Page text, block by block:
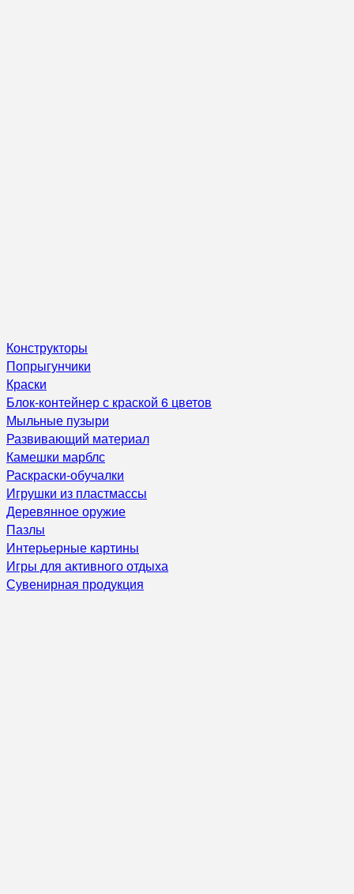
Конструкторы
Попрыгунчики
Краски
Блок-контейнер с краской 6 цветов
Мыльные пузыри
Развивающий материал
Камешки марблс
Раскраски-обучалки
Игрушки из пластмассы
Деревянное оружие
Пазлы
Интерьерные картины
Игры для активного отдыха
Сувенирная продукция